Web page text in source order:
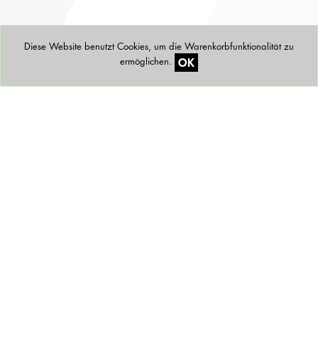
Diese Website benutzt Cookies, um die Warenkorbfunktionalität zu
ermöglichen. OK